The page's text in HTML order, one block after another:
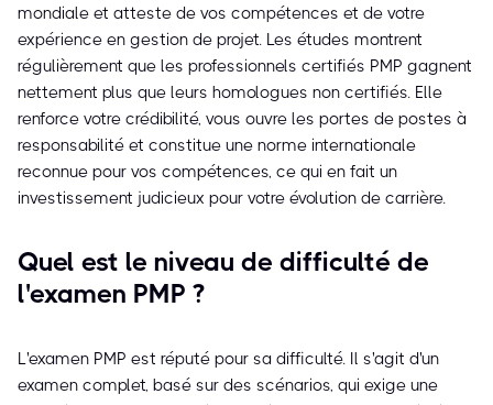
mondiale et atteste de vos compétences et de votre
expérience en gestion de projet. Les études montrent
régulièrement que les professionnels certifiés PMP gagnent
nettement plus que leurs homologues non certifiés. Elle
renforce votre crédibilité, vous ouvre les portes de postes à
responsabilité et constitue une norme internationale
reconnue pour vos compétences, ce qui en fait un
investissement judicieux pour votre évolution de carrière.
Quel est le niveau de difficulté de
l'examen PMP ?
L'examen PMP est réputé pour sa difficulté. Il s'agit d'un
examen complet, basé sur des scénarios, qui exige une